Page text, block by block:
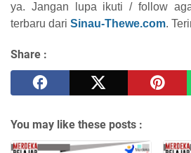
ya. Jangan lupa ikuti / follow
terbaru dari Sinau-Thewe.com.
Share :
You may like these posts :